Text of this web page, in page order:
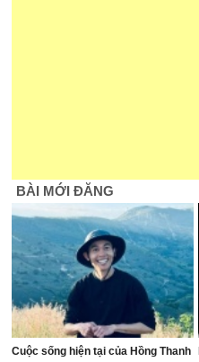
BÀI MỚI ĐĂNG
Cuộc sống hiện tại của Hồng Thanh